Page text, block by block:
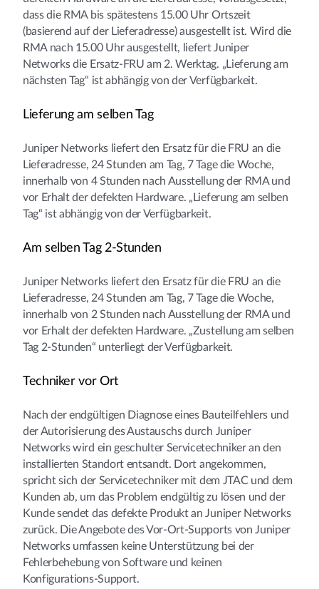
dass die RMA bis spätestens 15.00 Uhr Ortszeit
(basierend auf der Lieferadresse) ausgestellt ist. Wird die
RMA nach 15.00 Uhr ausgestellt, liefert Juniper
Networks die Ersatz-FRU am 2. Werktag. „Lieferung am
nächsten Tag“ ist abhängig von der Verfügbarkeit.
Lieferung am selben Tag
Juniper Networks liefert den Ersatz für die FRU an die
Lieferadresse, 24 Stunden am Tag, 7 Tage die Woche,
innerhalb von 4 Stunden nach Ausstellung der RMA und
vor Erhalt der defekten Hardware. „Lieferung am selben
Tag“ ist abhängig von der Verfügbarkeit.
Am selben Tag 2-Stunden
Juniper Networks liefert den Ersatz für die FRU an die
Lieferadresse, 24 Stunden am Tag, 7 Tage die Woche,
innerhalb von 2 Stunden nach Ausstellung der RMA und
vor Erhalt der defekten Hardware. „Zustellung am selben
Tag 2-Stunden“ unterliegt der Verfügbarkeit.
Techniker vor Ort
Nach der endgültigen Diagnose eines Bauteilfehlers und
der Autorisierung des Austauschs durch Juniper
Networks wird ein geschulter Servicetechniker an den
installierten Standort entsandt. Dort angekommen,
spricht sich der Servicetechniker mit dem JTAC und dem
Kunden ab, um das Problem endgültig zu lösen und der
Kunde sendet das defekte Produkt an Juniper Networks
zurück. Die Angebote des Vor-Ort-Supports von Juniper
Networks umfassen keine Unterstützung bei der
Fehlerbehebung von Software und keinen
Konfigurations-Support.